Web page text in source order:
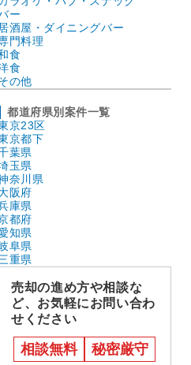
ー
居酒屋・ダイニングバー
門料理
食
食
の他
都道府県別案件一覧
京23区
京都下
葉県
玉県
奈川県
阪府
庫県
都府
知県
阜県
重県
売却の進め方や相談な
ど、お気軽にお問い合わ
せください
相談無料 秘密厳守